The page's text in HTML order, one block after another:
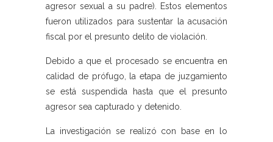
agresor sexual a su padre). Estos elementos
fueron utilizados para sustentar la acusación
fiscal por el presunto delito de violación.
Debido a que el procesado se encuentra en
calidad de prófugo, la etapa de juzgamiento
se está suspendida hasta que el presunto
agresor sea capturado y detenido.
La investigación se realizó con base en lo